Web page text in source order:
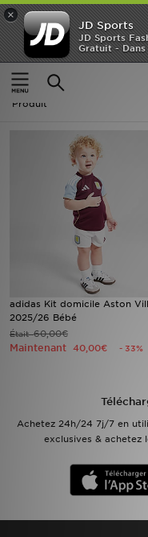
×
JD Sports
JD Sports
Gratuit -
Accueil
Violet Football -
Violet Football -
Produit
adidas Kit domicile Aston
2025/26 Bébé
Était60,00€
Maintenant 40,00€ - 33%
Achetez 24h/24 7j/7 en
exclusives & achetez
Accueil
Nouveautés
Homme
Collections
Sports
Suivre Ma Commande
Service client